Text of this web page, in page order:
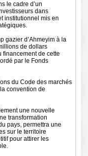
le cadre d’un
dans
institutionnel mis en
gazier d’Ahmeyim à la
de dollars
financement de cette
par le Fonds
du Code des marchés
convention de
une nouvelle
transformation
pays, permettra une
sur le territoire
pour attirer les